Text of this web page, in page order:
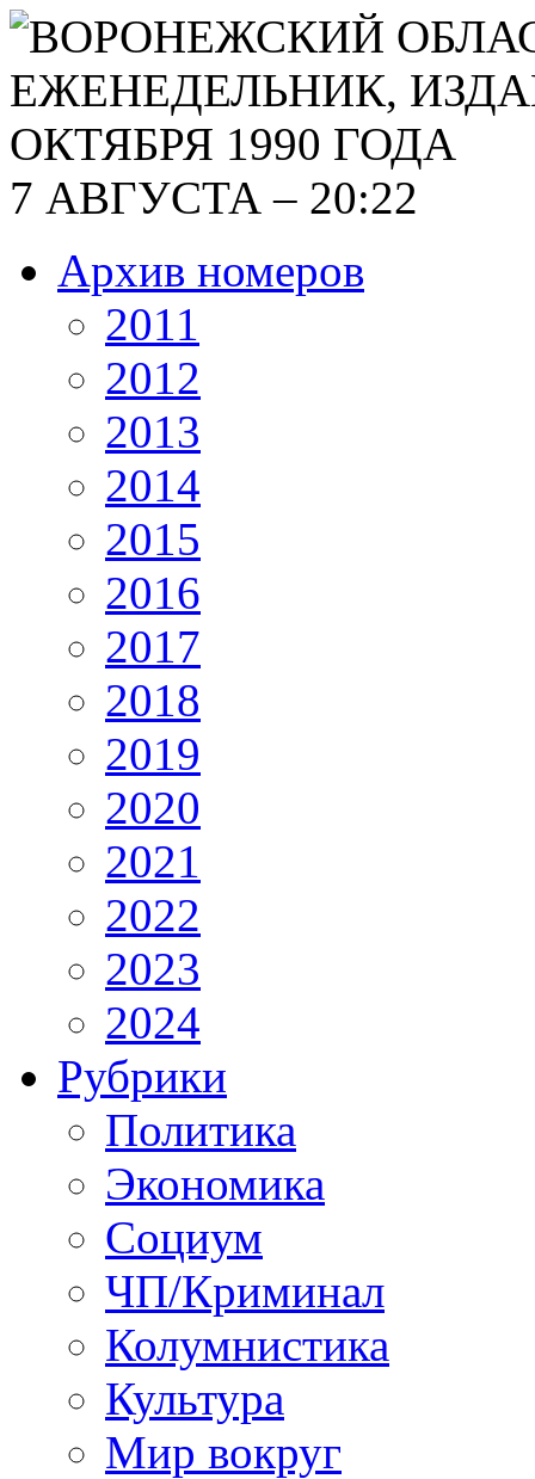
7 АВГУСТА – 20:22
Архив номеров
2011
2012
2013
2014
2015
2016
2017
2018
2019
2020
2021
2022
2023
2024
Рубрики
Политика
Экономика
Социум
ЧП/Криминал
Колумнистика
Культура
Мир вокруг